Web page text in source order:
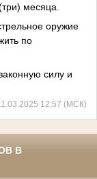
месяца.
оружие
по
силу и
12:57 (МСК)
В